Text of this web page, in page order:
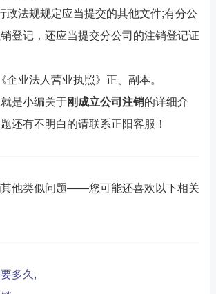
政法规规定应当提交的其他文件;有分公
登记，还应当提交分公司的注销登记证
企业法人营业执照》正、副本。
是小编关于刚成立公司注销的详细介
还有不明白的请联系正阳客服！
其他类似问题——您可能还喜欢以下相关
多久,